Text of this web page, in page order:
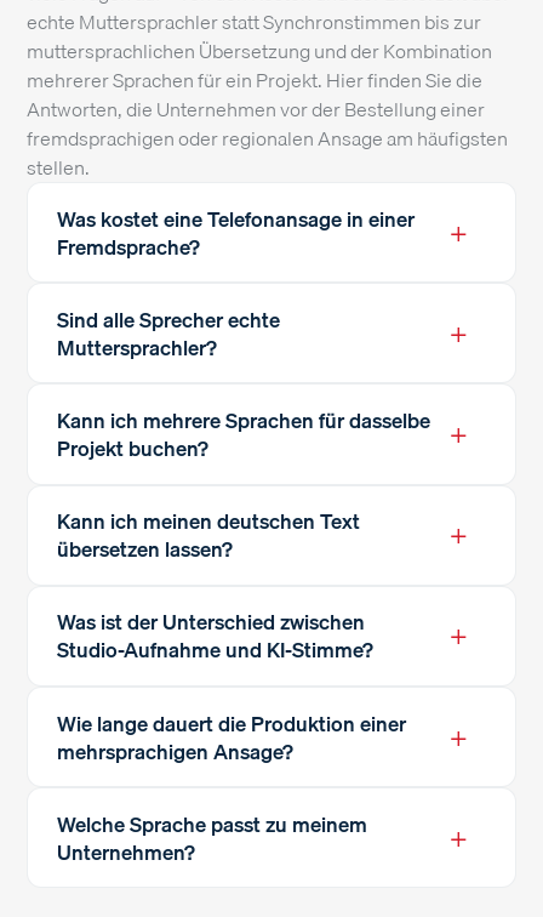
echte Muttersprachler statt Synchronstimmen bis zur
muttersprachlichen Übersetzung und der Kombination
mehrerer Sprachen für ein Projekt. Hier finden Sie die
Antworten, die Unternehmen vor der Bestellung einer
fremdsprachigen oder regionalen Ansage am häufigsten
stellen.
Was kostet eine Telefonansage in einer
Fremdsprache?
+
Sind alle Sprecher echte
Muttersprachler?
+
Kann ich mehrere Sprachen für dasselbe
Projekt buchen?
+
Kann ich meinen deutschen Text
übersetzen lassen?
+
Was ist der Unterschied zwischen
Studio-Aufnahme und KI-Stimme?
+
Wie lange dauert die Produktion einer
mehrsprachigen Ansage?
+
Welche Sprache passt zu meinem
Unternehmen?
+